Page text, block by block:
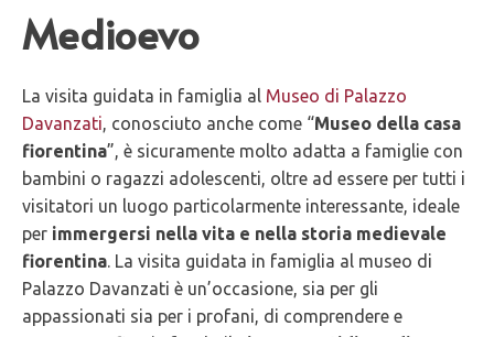
Medioevo
La visita guidata in famiglia al Museo di Palazzo
Davanzati, conosciuto anche come “Museo della casa
fiorentina”, è sicuramente molto adatta a famiglie con
bambini o ragazzi adolescenti, oltre ad essere per tutti i
visitatori un luogo particolarmente interessante, ideale
per immergersi nella vita e nella storia medievale
fiorentina. La visita guidata in famiglia al museo di
Palazzo Davanzati è un’occasione, sia per gli
appassionati sia per i profani, di comprendere e